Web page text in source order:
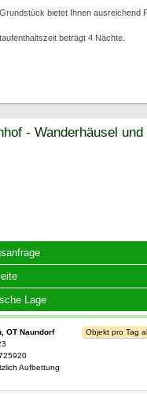
bietet Ihnen ausreichend
beträgt 4 Nächte.
Lage
- Wanderhäusel und
OT Naundorf
Aufbettung
Objekt pro Tag